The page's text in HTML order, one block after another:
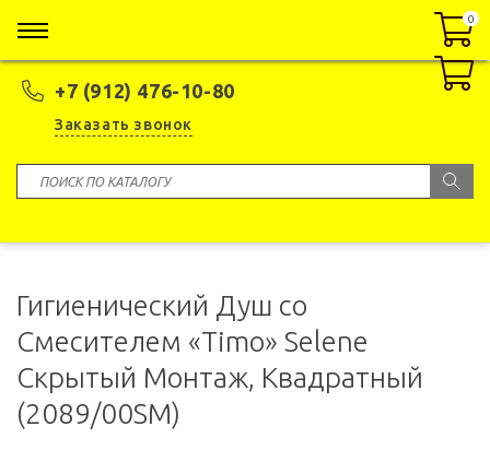
+7 (912) 476-10-80
Заказать звонок
0
0
Гигиенический Душ со
Смесителем «Timo» Selene
Скрытый Монтаж, Квадратный
(2089/00SM)